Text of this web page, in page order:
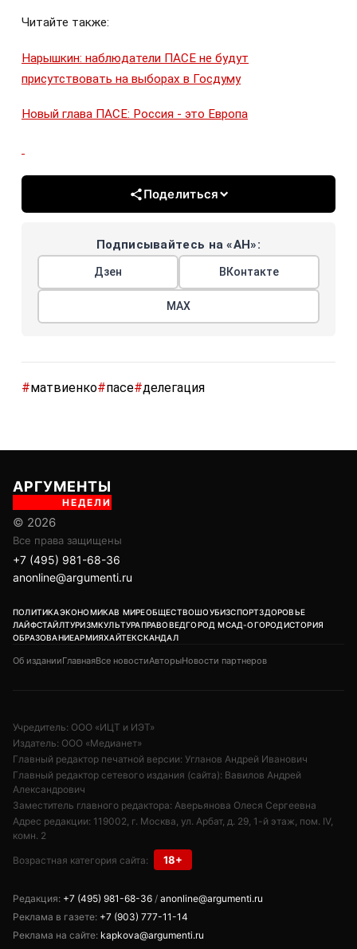
Читайте также:
Нарышкин: наблюдатели ПАСЕ не будут
присутствовать на выборах в Госдуму
Новый глава ПАСЕ: Россия - это Европа
Поделиться
Подписывайтесь на «АН»:
Дзен ВКонтакте
МАХ
#матвиенко#пасе#делегация
АРГУМЕНТЫ
НЕДЕЛИ
© 2026
Все права защищены
+7 (495) 981-68-36
anonline@argumenti.ru
ПОЛИТИКАЭКОНОМИКАВ МИРЕОБЩЕСТВОШОУБИЗСПОРТЗДОРОВЬЕ
ЛАЙФСТАЙЛТУРИЗМКУЛЬТУРАПРАВОВЕДГОРОД МСАД-ОГОРОДИСТОРИЯ
ОБРАЗОВАНИЕАРМИЯХАЙТЕКСКАНДАЛ
Об изданииГлавнаяВсе новостиАвторыНовости партнеров
Учредитель: ООО «ИЦТ и ИЭТ»
Издатель: ООО «Медианет»
Главный редактор печатной версии: Угланов Андрей Иванович
Главный редактор сетевого издания (сайта): Вавилов Андрей
Александрович
Заместитель главного редактора: Аверьянова Олеся Сергеевна
Адрес редакции: 119002, г. Москва, ул. Арбат, д. 29, 1-й этаж, пом. IV,
комн. 2
Возрастная категория сайта: 18+
Редакция: +7 (495) 981-68-36 / anonline@argumenti.ru
Реклама в газете: +7 (903) 777-11-14
Реклама на сайте: kapkova@argumenti.ru